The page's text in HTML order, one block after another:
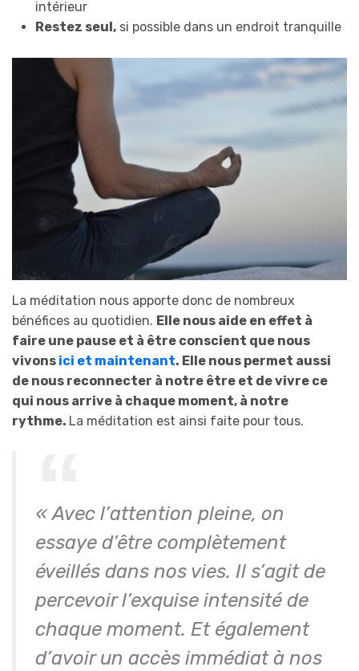
intérieur
Restez seul,si possible dans un endroit tranquille
La méditation nous apporte donc de nombreux
bénéfices au quotidien. Elle nous aide en effet à
faire une pause et à être conscient que nous
vivons ici et maintenant. Elle nous permet aussi
de nous reconnecter à notre être et de vivre ce
qui nous arrive à chaque moment, à notre
rythme. La méditation est ainsi faite pour tous.
« Avec l’attention pleine, on
essaye d’être complètement
éveillés dans nos vies. Il s’agit de
percevoir l’exquise intensité de
chaque moment. Et également
d’avoir un accès immédiat à nos